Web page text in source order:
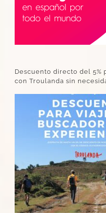
Descuento directo del 5%
con Troulanda sin